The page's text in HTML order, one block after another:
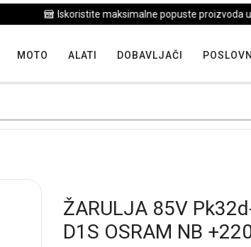
Iskoristite maksimalne popuste proizvoda u
MOTO ALATI DOBAVLJAČI
ŽARULJA 85V
D1S OSRAM NB